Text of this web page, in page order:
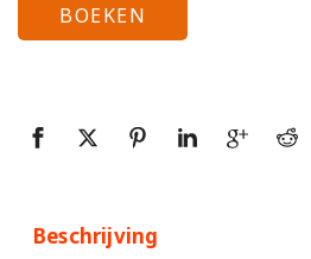
BOEKEN
Beschrijving